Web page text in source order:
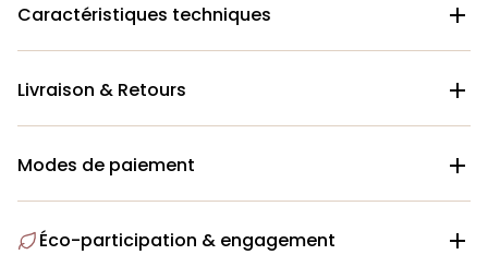
Caractéristiques techniques 
Livraison & Retours 
Modes de paiement 
Éco-participation & engagement 